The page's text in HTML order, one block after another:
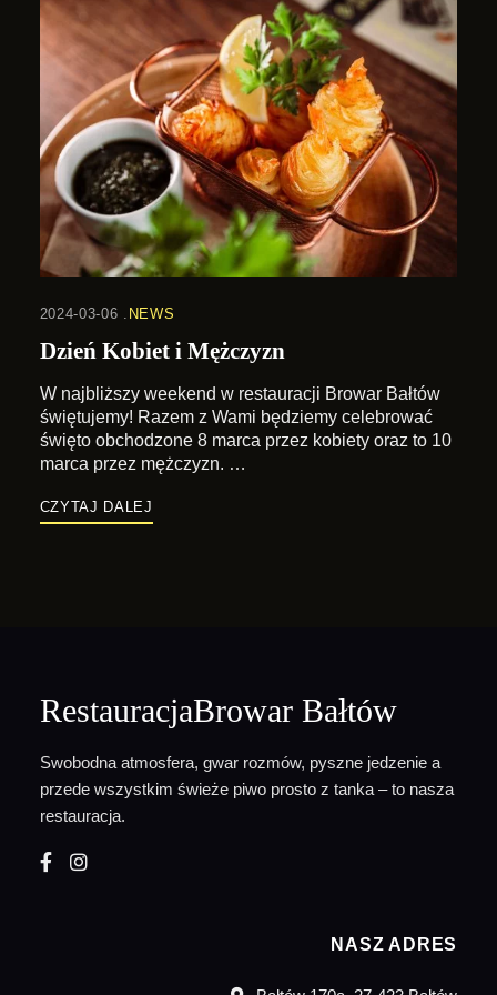
2024-03-06 NEWS
Dzień Kobiet i Mężczyzn
W najbliższy weekend w restauracji Browar Bałtów
świętujemy! Razem z Wami będziemy celebrować
święto obchodzone 8 marca przez kobiety oraz to 10
marca przez mężczyzn. …
CZYTAJ DALEJ
RestauracjaBrowar Bałtów
Swobodna atmosfera, gwar rozmów, pyszne jedzenie a
przede wszystkim świeże piwo prosto z tanka – to nasza
restauracja.
NASZ ADRES